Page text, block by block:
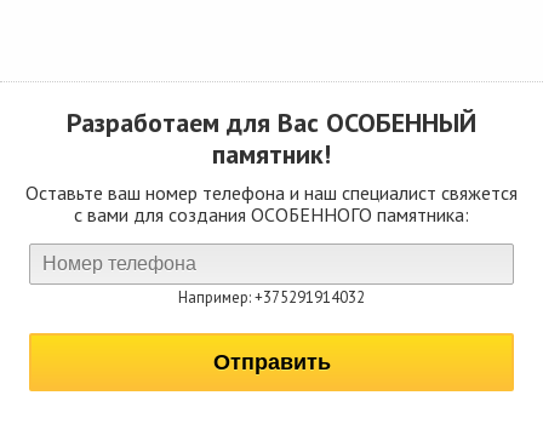
Разработаем для Вас ОСОБЕННЫЙ
памятник!
Оставьте ваш номер телефона и наш специалист свяжется
с вами для создания ОСОБЕННОГО памятника:
Например: +375291914032